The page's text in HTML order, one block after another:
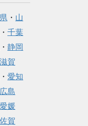
・ 山
・ 千葉
・ 静岡
滋賀
・ 愛知
広島
愛媛
佐賀